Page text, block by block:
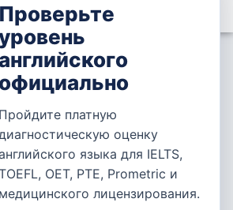
Проверьте
официально
Пройдите платную
оценку
языка для IELTS,
OET, PTE, Prometric и
медицинского лицензирования.
Dental Clinic —
Farwaniya
1 88 33 22